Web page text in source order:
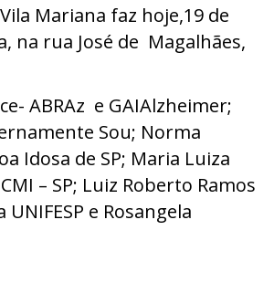
Mariana faz hoje,19 de
na rua José de Magalhães,
ABRAz e GAIAlzheimer;
Sou; Norma
Idosa de SP; Maria Luiza
– SP; Luiz Roberto Ramos
e Rosangela